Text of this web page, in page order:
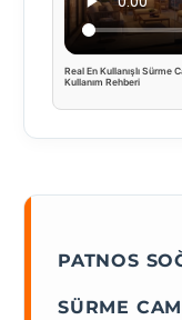
Real En Kullanışlı Sürme
Kullanım Rehberi
PATNOS
SÜRME